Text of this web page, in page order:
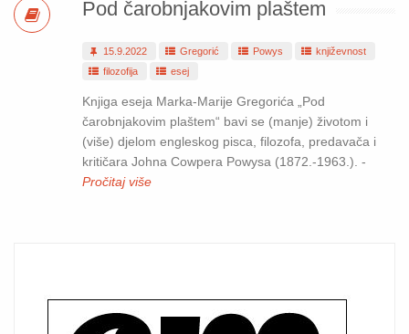
Pod čarobnjakovim plaštem
15.9.2022 Gregorić Powys
književnost
filozofija
esej
Knjiga eseja Marka-Marije Gregorića „Pod
čarobnjakovim plaštem“ bavi se (manje) životom i
(više) djelom engleskog pisca, filozofa, predavača i
kritičara Johna Cowpera Powysa (1872.-1963.). -
Pročitaj više